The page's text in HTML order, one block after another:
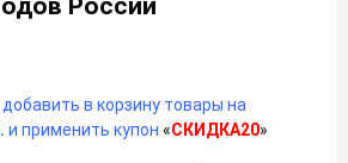
России
добавить в корзину товары на
и применить купон «СКИДКА20»